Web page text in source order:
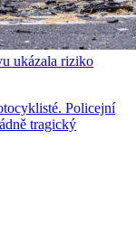
ukázala riziko
Policejní
tragický